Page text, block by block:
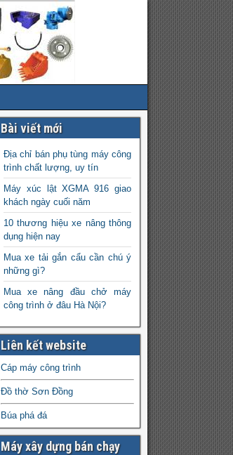
Bài viết mới
Địa chỉ bán phụ tùng máy công
trình chất lượng, uy tín
Máy xúc lật XGMA 916 giao
khách ngày cuối năm
10 thương hiệu xe nâng thông
dụng hiện nay
Mua xe tải gắn cẩu cần chú ý
những gì?
Mua xe nâng đầu chở máy
công trình ở đâu Hà Nội?
Liên kết website
Cáp máy công trình
Đồ thờ Sơn Đồng
Búa phá đá
Máy xây dựng bán chạy